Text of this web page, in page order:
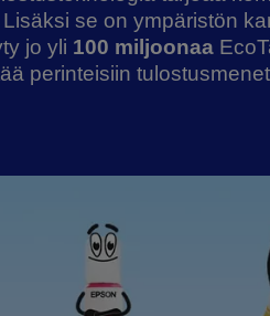
se on ympäristön
jo yli 100 miljoonaa
perinteisiin